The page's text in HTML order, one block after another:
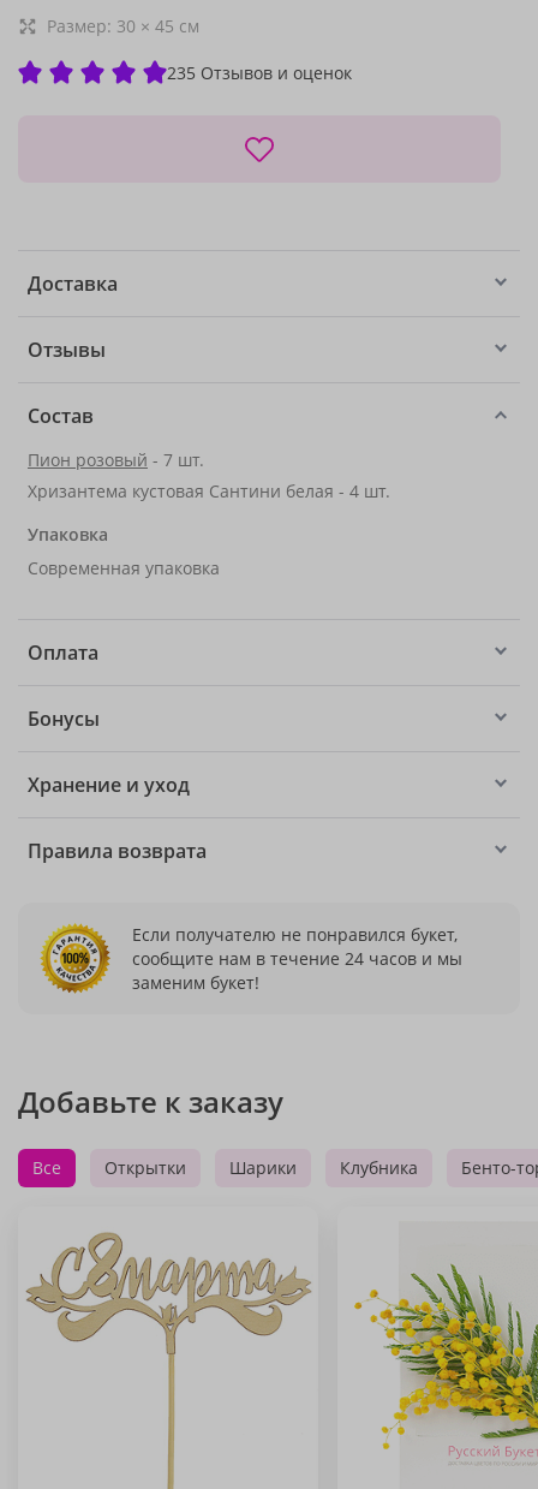
Размер: 30 × 45 см
235 Отзывов и оценок
Доставка
Отзывы
Состав
Пион розовый - 7 шт.
Хризантема кустовая Сантини белая - 4 шт.
Упаковка
Современная упаковка
Оплата
Бонусы
Хранение и уход
Правила возврата
Если получателю не понравился букет,
сообщите нам в течение 24 часов и мы
заменим букет!
Добавьте к заказу
Все Открытки Шарики Клубника Бенто-